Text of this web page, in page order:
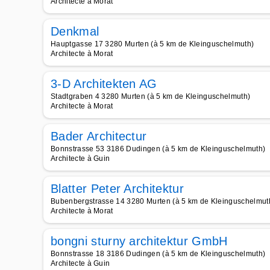
Denkmal
Hauptgasse 17 3280 Murten (à 5 km de Kleinguschelmuth)
Architecte à Morat
3-D Architekten AG
Stadtgraben 4 3280 Murten (à 5 km de Kleinguschelmuth)
Architecte à Morat
Bader Architectur
Bonnstrasse 53 3186 Dudingen (à 5 km de Kleinguschelmuth)
Architecte à Guin
Blatter Peter Architektur
Bubenbergstrasse 14 3280 Murten (à 5 km de
Architecte à Morat
bongni sturny architektur GmbH
Bonnstrasse 18 3186 Dudingen (à 5 km de Kleinguschelmuth)
Architecte à Guin